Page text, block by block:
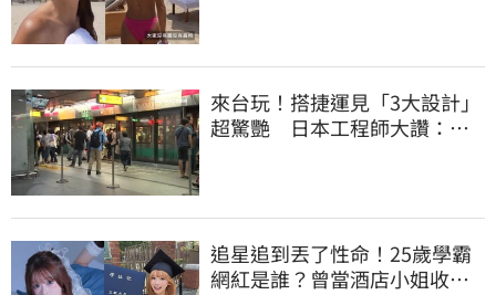
來台玩！搭捷運見「3大設計」
超驚艷 日本工程師大讚：台
追星追到丟了性命！25歲學霸
網紅是誰？曾當酒店小姐收入